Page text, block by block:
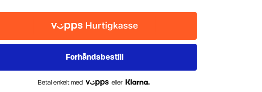
Betal enkelt med eller